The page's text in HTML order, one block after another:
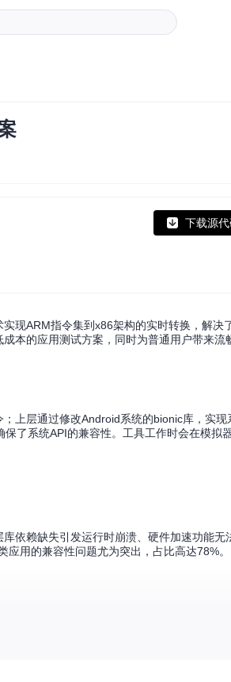
下载源
现ARM指令集到x86架构的实时转换，解决
本的应用测试方案，同时为普通用户带来流
上层通过修改Android系统的bionic库，实现
了系统API的兼容性。工具工作时会在模拟
依赖缺失引发运行时崩溃、硬件加速功能无
应用的兼容性问题尤为突出，占比高达78%。